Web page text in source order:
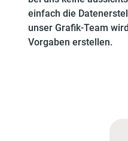
einfach die
unser Grafik-Team
Vorgaben erstellen.